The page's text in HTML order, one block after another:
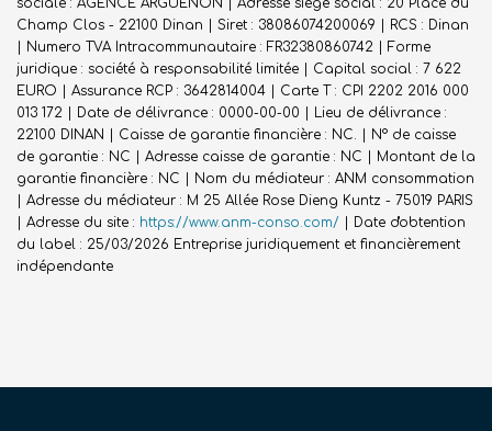
Champ Clos - 22100 Dinan | Siret : 38086074200069 | RCS : Dinan
| Numero TVA Intracommunautaire : FR32380860742 | Forme
juridique : société à responsabilité limitée | Capital social : 7 622
EURO | Assurance RCP : 3642814004 | Carte T : CPI 2202 2016 000
013 172 | Date de délivrance : 0000-00-00 | Lieu de délivrance :
22100 DINAN | Caisse de garantie financière : NC. | N° de caisse
de garantie : NC | Adresse caisse de garantie : NC | Montant de la
garantie financière : NC | Nom du médiateur : ANM consommation
| Adresse du médiateur : M 25 Allée Rose Dieng Kuntz - 75019 PARIS
| Adresse du site : https://www.anm-conso.com/ | Date d'obtention
du label : 25/03/2026 Entreprise juridiquement et financièrement
indépendante